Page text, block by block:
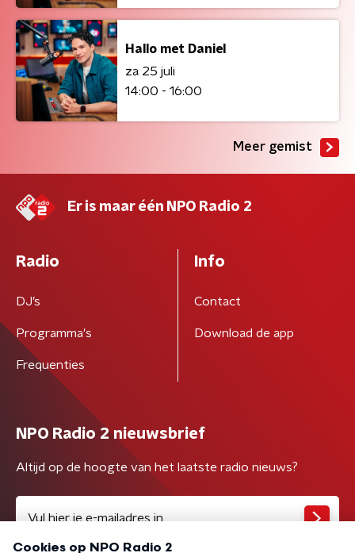
Hallo met Daniel
za 25 juli
14:00 - 16:00
Meer gemist
Er is maar één NPO Radio 2
Radio
DJ’s
Programma's
Frequenties
Info
Contact
Download de app
NPO Radio 2 nieuwsbrief
Altijd op de hoogte van het laatste radio nieuws?